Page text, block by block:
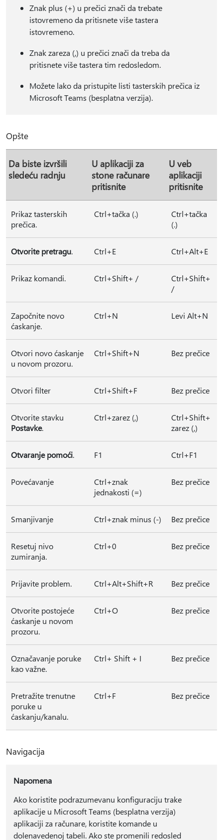
Znak plus (+) u prečici znači da trebate
istovremeno da pritisnete više tastera
istovremeno.
Znak zareza (,) u prečici znači da treba da
pritisnete više tastera tim redosledom.
Možete lako da pristupite listi tasterskih prečica iz
Microsoft Teams (besplatna verzija).
Opšte
Da biste izvršili
sledeću radnju
U aplikaciji za
stone računare
pritisnite
U veb
aplikaciji
pritisnite
Prikaz tasterskih
prečica.
Ctrl+tačka (.)
Ctrl+tačka
(.)
Otvorite pretragu. Ctrl+E Ctrl+Alt+E
Prikaz komandi. Ctrl+Shift+ /
Ctrl+Shift+
/
Započnite novo
ćaskanje.
Ctrl+N Levi Alt+N
Otvori novo ćaskanje
u novom prozoru.
Ctrl+Shift+N Bez prečice
Otvori filter Ctrl+Shift+F Bez prečice
Otvorite stavku
Postavke.
Ctrl+zarez (,)
Ctrl+Shift+
zarez (,)
Otvaranje pomoći. F1 Ctrl+F1
Povećavanje
Ctrl+znak
jednakosti (=)
Bez prečice
Smanjivanje Ctrl+znak minus (-) Bez prečice
Resetuj nivo
zumiranja.
Ctrl+0 Bez prečice
Prijavite problem. Ctrl+Alt+Shift+R Bez prečice
Otvorite postojeće
ćaskanje u novom
prozoru.
Ctrl+O Bez prečice
Označavanje poruke
kao važne.
Ctrl+ Shift + I Bez prečice
Pretražite trenutne
poruke u
ćaskanju/kanalu.
Ctrl+F Bez prečice
Navigacija
Napomena
Ako koristite podrazumevanu konfiguraciju trake
aplikacije u Microsoft Teams (besplatna verzija)
aplikaciji za računare, koristite komande u
dolenavedenoj tabeli. Ako ste promenili redosled